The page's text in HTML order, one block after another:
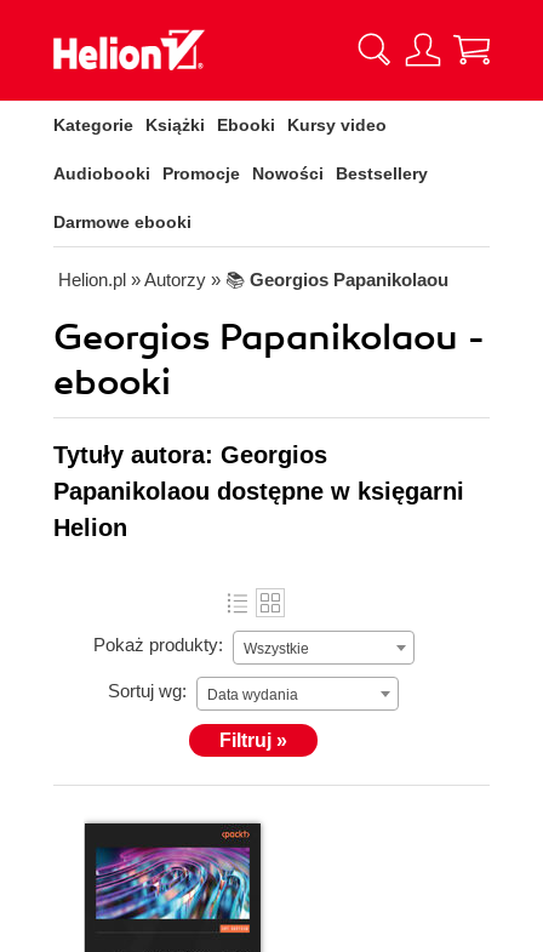
Kategorie Książki Ebooki Kursy video
Audiobooki Promocje Nowości Bestsellery
Darmowe ebooki
Helion.pl » Autorzy » 📚 Georgios Papanikolaou
Georgios Papanikolaou -
ebooki
Tytuły autora: Georgios
Papanikolaou dostępne w księgarni
Helion
Pokaż produkty: Wszystkie
Sortuj wg: Data wydania
Filtruj »